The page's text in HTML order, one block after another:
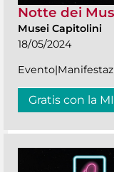
Notte dei
Musei Capitolini
18/05/2024
Gratis con la